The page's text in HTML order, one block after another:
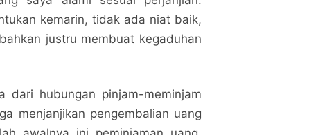
kemarin, tidak ada niat baik,
justru membuat kegaduhan
dari hubungan pinjam-meminjam
menjanjikan pengembalian uang